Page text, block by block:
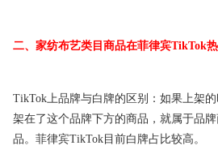
二、家纺布艺类目商品在菲律宾TikTok
TikTok上品牌与白牌的区别：如果上架
架在了这个品牌下方的商品，就属于品
品。菲律宾TikTok目前白牌占比较高。